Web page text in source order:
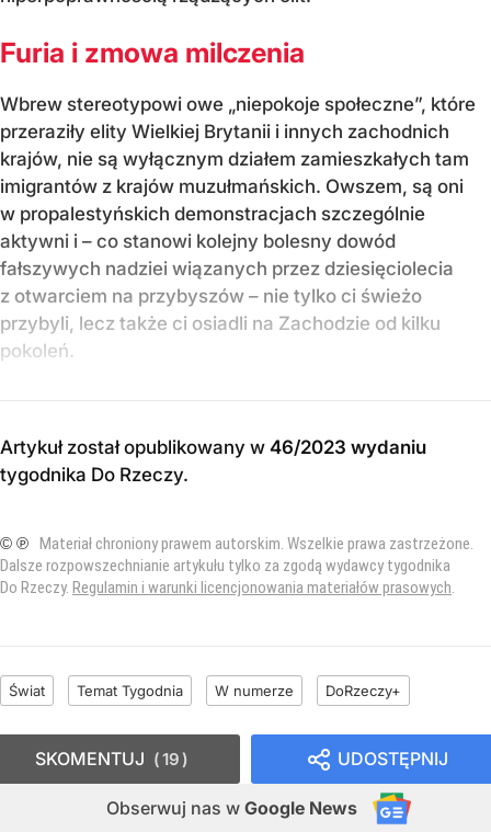
Furia i zmowa milczenia
Wbrew stereotypowi owe „niepokoje społeczne”, które
przeraziły elity Wielkiej Brytanii i innych zachodnich
krajów, nie są wyłącznym działem zamieszkałych tam
imigrantów z krajów muzułmańskich. Owszem, są oni
w propalestyńskich demonstracjach szczególnie
aktywni i – co stanowi kolejny bolesny dowód
fałszywych nadziei wiązanych przez dziesięciolecia
z otwarciem na przybyszów – nie tylko ci świeżo
przybyli, lecz także ci osiadli na Zachodzie od kilku
pokoleń.
Artykuł został opublikowany w 46/2023 wydaniu
tygodnika Do Rzeczy.
© ℗
Materiał chroniony prawem autorskim. Wszelkie prawa zastrzeżone.
Dalsze rozpowszechnianie artykułu tylko za zgodą wydawcy tygodnika
Do Rzeczy. Regulamin i warunki licencjonowania materiałów prasowych.
Świat Temat Tygodnia W numerze DoRzeczy+
UDOSTĘPNIJ
Obserwuj nas w Google News
SKOMENTUJ 19